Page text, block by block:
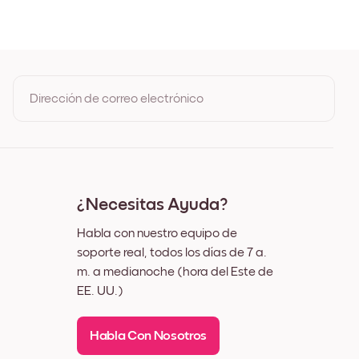
Dirección de correo electrónico
¿Necesitas Ayuda?
Habla con nuestro equipo de
soporte real, todos los días de 7 a.
m. a medianoche (hora del Este de
EE. UU.)
Habla Con Nosotros